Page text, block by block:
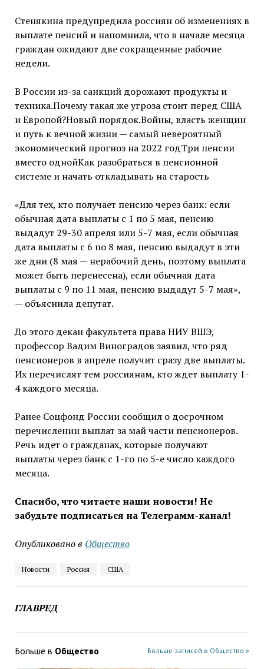
Стенякина предупредила россиян об изменениях в
выплате пенсий и напомнила, что в начале месяца
граждан ожидают две сокращенные рабочие
недели.
В России из-за санкций дорожают продукты и
техника.Почему такая же угроза стоит перед США
и Европой?Новый порядок.Войны, власть женщин
и путь к вечной жизни — самый невероятный
экономический прогноз на 2022 годТри пенсии
вместо однойКак разобраться в пенсионной
системе и начать откладывать на старость
«Для тех, кто получает пенсию через банк: если
обычная дата выплаты с 1 по 5 мая, пенсию
выдадут 29-30 апреля или 5-7 мая, если обычная
дата выплаты с 6 по 8 мая, пенсию выдадут в эти
же дни (8 мая — нерабочий день, поэтому выплата
может быть перенесена), если обычная дата
выплаты с 9 по 11 мая, пенсию выдадут 5-7 мая»,
— объяснила депутат.
До этого декан факультета права НИУ ВШЭ,
профессор Вадим Виноградов заявил, что ряд
пенсионеров в апреле получит сразу две выплаты.
Их перечислят тем россиянам, кто ждет выплату 1-
4 каждого месяца.
Ранее Соцфонд России сообщил о досрочном
перечислении выплат за май части пенсионеров.
Речь идет о гражданах, которые получают
выплаты через банк с 1-го по 5-е число каждого
месяца.
Спасибо, что читаете наши новости! Не
забудьте подписаться на Телеграмм-канал!
Опубликовано в Общество
Новости Россия США
ГЛАВРЕД
Больше в Общество Больше записей в Общество »